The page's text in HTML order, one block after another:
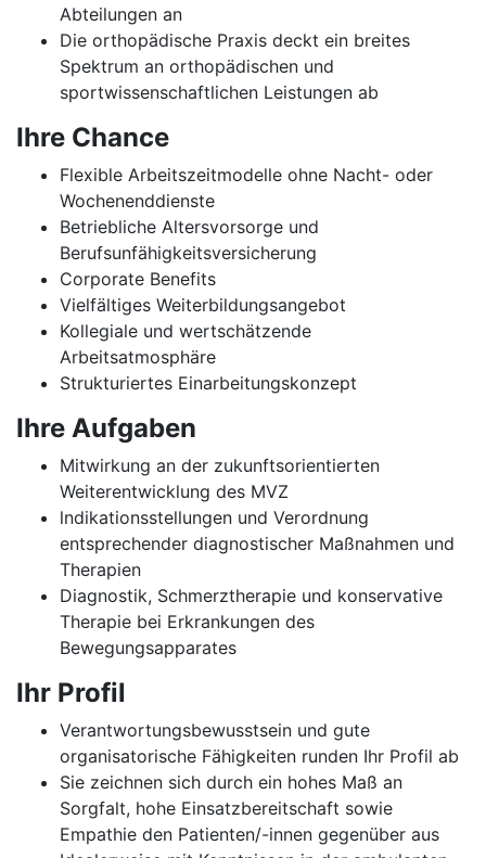
Abteilungen an
Die orthopädische Praxis deckt ein breites
Spektrum an orthopädischen und
sportwissenschaftlichen Leistungen ab
Ihre Chance
Flexible Arbeitszeitmodelle ohne Nacht- oder
Wochenenddienste
Betriebliche Altersvorsorge und
Berufsunfähigkeitsversicherung
Corporate Benefits
Vielfältiges Weiterbildungsangebot
Kollegiale und wertschätzende
Arbeitsatmosphäre
Strukturiertes Einarbeitungskonzept
Ihre Aufgaben
Mitwirkung an der zukunftsorientierten
Weiterentwicklung des MVZ
lndikationsstellungen und Verordnung
entsprechender diagnostischer Maßnahmen und
Therapien
Diagnostik, Schmerztherapie und konservative
Therapie bei Erkrankungen des
Bewegungsapparates
Ihr Profil
Verantwortungsbewusstsein und gute
organisatorische Fähigkeiten runden Ihr Profil ab
Sie zeichnen sich durch ein hohes Maß an
Sorgfalt, hohe Einsatzbereitschaft sowie
Empathie den Patienten/-innen gegenüber aus